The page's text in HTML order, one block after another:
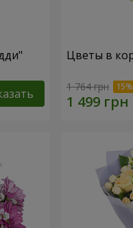
Цветы в
1 764 грн